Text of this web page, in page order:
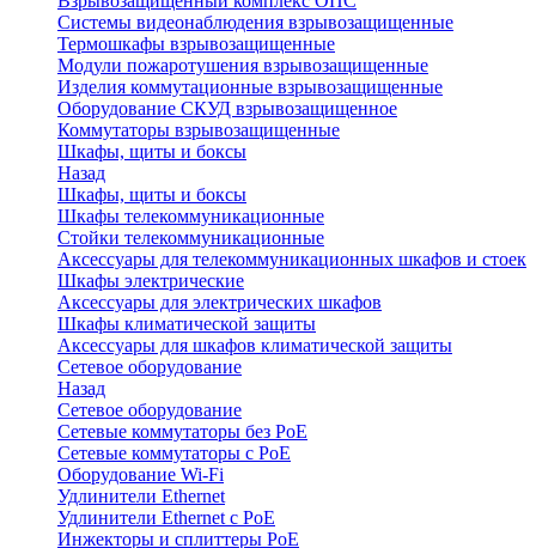
Системы видеонаблюдения взрывозащищенные
Термошкафы взрывозащищенные
Модули пожаротушения взрывозащищенные
Изделия коммутационные взрывозащищенные
Оборудование СКУД взрывозащищенное
Коммутаторы взрывозащищенные
Шкафы, щиты и боксы
Назад
Шкафы, щиты и боксы
Шкафы телекоммуникационные
Стойки телекоммуникационные
Аксессуары для телекоммуникационных шкафов и стоек
Шкафы электрические
Аксессуары для электрических шкафов
Шкафы климатической защиты
Аксессуары для шкафов климатической защиты
Сетевое оборудование
Назад
Сетевое оборудование
Сетевые коммутаторы без PoE
Сетевые коммутаторы с PoE
Оборудование Wi-Fi
Удлинители Ethernet
Удлинители Ethernet с PoE
Инжекторы и сплиттеры PoE